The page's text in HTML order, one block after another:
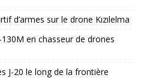
d’armes sur le drone Kızılelma
en chasseur de drones
J-20 le long de la frontière